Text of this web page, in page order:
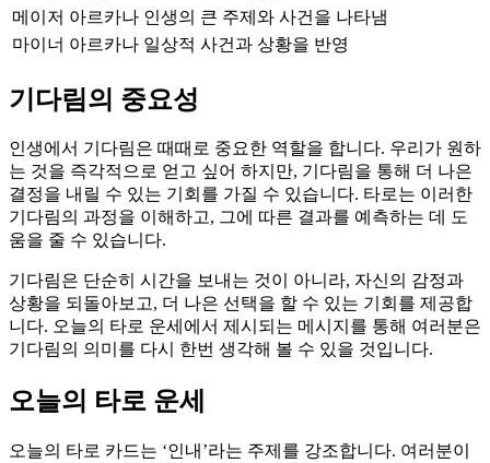
메이저 아르카나 인생의 큰 주제와 사건을 나타냄
마이너 아르카나 일상적 사건과 상황을 반영
기다림의 중요성
인생에서 기다림은 때때로 중요한 역할을 합니다. 우리가 원하
는 것을 즉각적으로 얻고 싶어 하지만, 기다림을 통해 더 나은
결정을 내릴 수 있는 기회를 가질 수 있습니다. 타로는 이러한
기다림의 과정을 이해하고, 그에 따른 결과를 예측하는 데 도
움을 줄 수 있습니다.
기다림은 단순히 시간을 보내는 것이 아니라, 자신의 감정과
상황을 되돌아보고, 더 나은 선택을 할 수 있는 기회를 제공합
니다. 오늘의 타로 운세에서 제시되는 메시지를 통해 여러분은
기다림의 의미를 다시 한번 생각해 볼 수 있을 것입니다.
오늘의 타로 운세
오늘의 타로 카드는 ‘인내’라는 주제를 강조합니다. 여러분이